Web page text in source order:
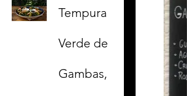
Tempura
Verde de
Gambas,